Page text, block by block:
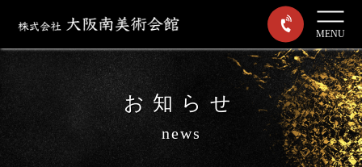
MENU
お知らせ
news